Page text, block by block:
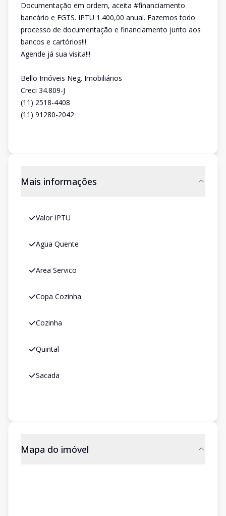
Documentação em ordem, aceita #financiamento
bancário e FGTS. IPTU 1.400,00 anual. Fazemos todo
processo de documentação e financiamento junto aos
bancos e cartórios!!!
Agende já sua visita!!!
Bello Imóveis Neg. Imobiliários
Creci 34.809-J
(11) 2518-4408
(11) 91280-2042
Mais informações
Valor IPTU
Agua Quente
Area Servico
Copa Cozinha
Cozinha
Quintal
Sacada
Mapa do imóvel